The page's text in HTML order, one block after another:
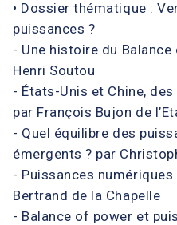
• Dossier thématique :
puissances ?
- Une histoire du
Henri Soutou
- États-Unis et Chine,
par François Bujon de
- Quel équilibre des
émergents ? par
- Puissances
Bertrand de la Chapelle
- Balance of power et